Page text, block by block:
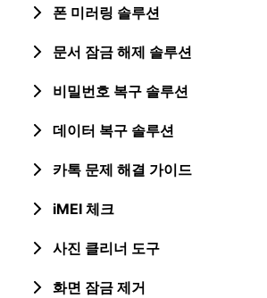
폰 미러링 솔루션
문서 잠금 해제 솔루션
비밀번호 복구 솔루션
데이터 복구 솔루션
카톡 문제 해결 가이드
iMEI 체크
사진 클리너 도구
화면 잠금 제거